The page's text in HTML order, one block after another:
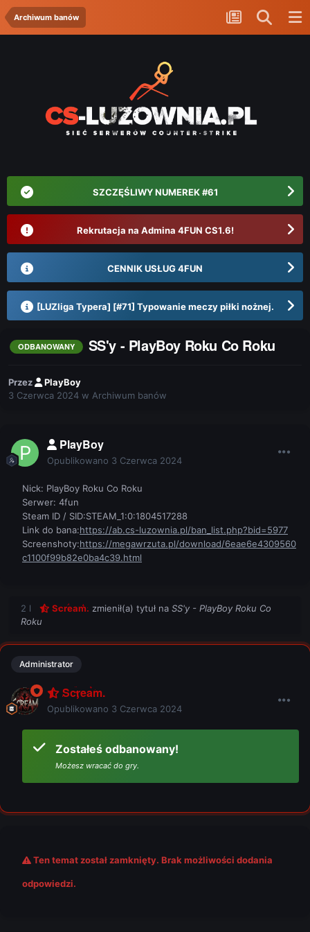
Archiwum banów
SZCZĘŚLIWY NUMEREK #61
Rekrutacja na Admina 4FUN CS1.6!
CENNIK USŁUG 4FUN
[LUZliga Typera] [#71] Typowanie meczy piłki nożnej.
ODBANOWANY SS'y - PlayBoy Roku Co Roku
Przez
PlayBoy
3 Czerwca 2024 w Archiwum banów
PlayBoy
Opublikowano 3 Czerwca 2024
Nick: PlayBoy Roku Co Roku
Serwer: 4fun
Steam ID / SID:STEAM_1:0:1804517288
Link do bana:https://ab.cs-luzownia.pl/ban_list.php?bid=5977
Screenshoty:https://megawrzuta.pl/download/6eae6e4309560
c1100f99b82e0ba4c39.html
2 l Scream. zmienił(a) tytuł na SS'y - PlayBoy Roku Co
Roku
Administrator
Scream.
Opublikowano 3 Czerwca 2024
Zostałeś odbanowany!
Możesz wracać do gry.
Ten temat został zamknięty. Brak możliwości dodania
odpowiedzi.